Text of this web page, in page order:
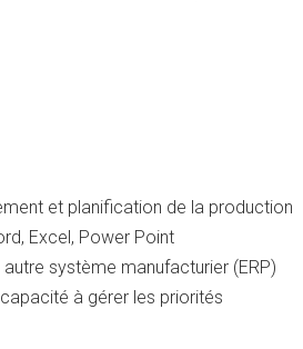
et planification de la production
Excel, Power Point
système manufacturier (ERP)
à gérer les priorités